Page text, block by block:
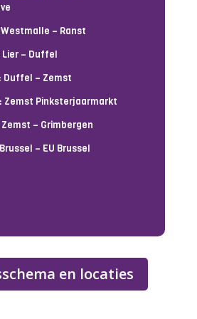
Westmalle – Ranst
Lier – Duffel
Duffel – Zemst
Zemst Pinksterjaarmarkt
Zemst – Grimbergen
– EU Brussel
en locaties